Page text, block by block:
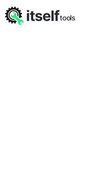
itselftools